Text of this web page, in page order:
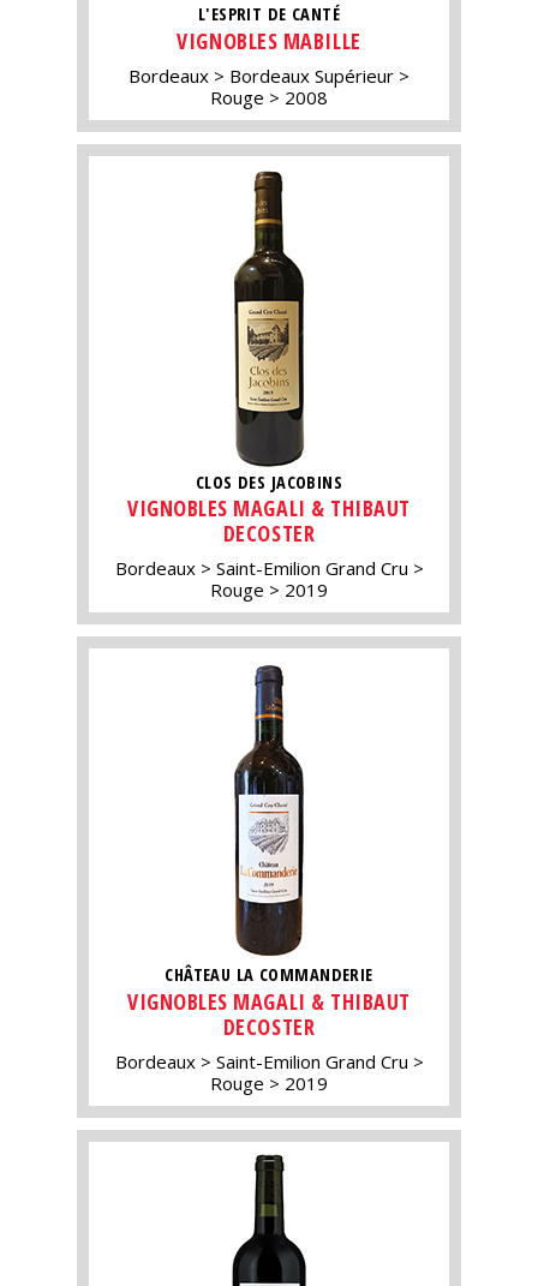
L'ESPRIT DE CANTÉ
VIGNOBLES MABILLE
Bordeaux
Bordeaux Supérieur
Rouge
2008
CLOS DES JACOBINS
VIGNOBLES MAGALI & THIBAUT
DECOSTER
Bordeaux
Saint-Emilion Grand Cru
Rouge
2019
CHÂTEAU LA COMMANDERIE
VIGNOBLES MAGALI & THIBAUT
DECOSTER
Bordeaux
Saint-Emilion Grand Cru
Rouge
2019